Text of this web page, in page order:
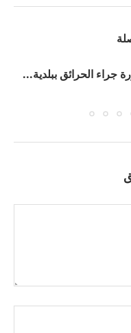
جراء الحرائق ببلدية...